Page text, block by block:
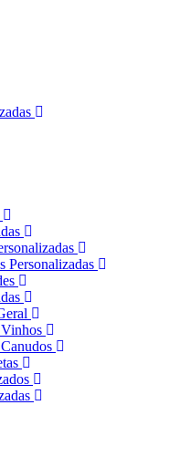
Personalizadas